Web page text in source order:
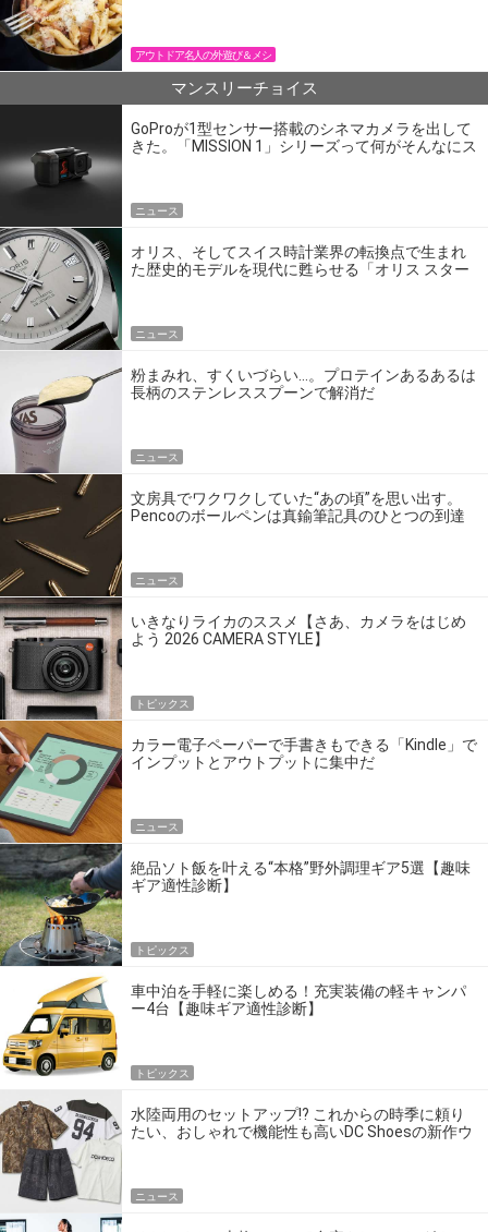
アウトドア名人の外遊び＆メシ
マンスリーチョイス
GoProが1型センサー搭載のシネマカメラを出して
きた。「MISSION 1」シリーズって何がそんなにス
ニュース
オリス、そしてスイス時計業界の転換点で生まれ
た歴史的モデルを現代に甦らせる「オリス スター
ニュース
粉まみれ、すくいづらい…。プロテインあるあるは
長柄のステンレススプーンで解消だ
ニュース
文房具でワクワクしていた“あの頃”を思い出す。
Pencoのボールペンは真鍮筆記具のひとつの到達
ニュース
いきなりライカのススメ【さあ、カメラをはじめ
よう 2026 CAMERA STYLE】
トピックス
カラー電子ペーパーで手書きもできる「Kindle」で
インプットとアウトプットに集中だ
ニュース
絶品ソト飯を叶える“本格”野外調理ギア5選【趣味
ギア適性診断】
トピックス
車中泊を手軽に楽しめる！充実装備の軽キャンパ
ー4台【趣味ギア適性診断】
トピックス
水陸両用のセットアップ!? これからの時季に頼り
たい、おしゃれで機能性も高いDC Shoesの新作ウ
ニュース